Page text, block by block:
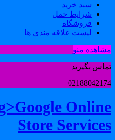
سبد خرید
شرایط حمل
فروشگاه
لیست علاقه مندی ها
منو
بگیرید
Store